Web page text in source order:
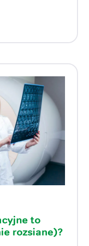
to
rozsiane)?